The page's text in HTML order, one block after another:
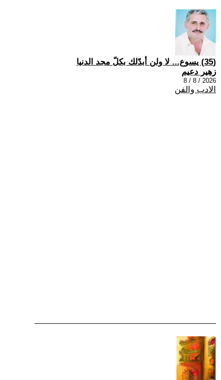
(35) يسوع... لا ولن أبدّلك بكلّ مجد الدنيا
زهير دعيم
2026 / 8 / 8
الادب والفن